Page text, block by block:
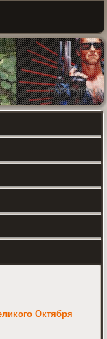
Октября